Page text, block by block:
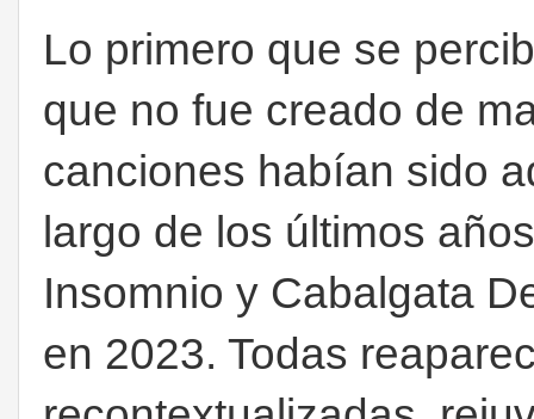
Lo primero que se
que no fue creado de
canciones habían sido
largo de los últimos
Insomnio y Cabalgata
en 2023. Todas